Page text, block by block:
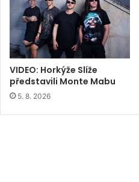
VIDEO: Horkýže Slíže
představili Monte Mabu
5. 8. 2026